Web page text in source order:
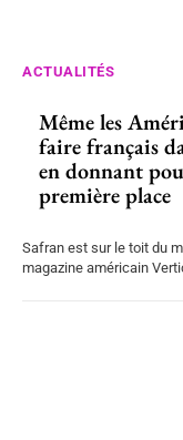
ACTUALITÉS
Même les
faire français
en donnant
première place
Safran est sur le toit du monde
magazine américain